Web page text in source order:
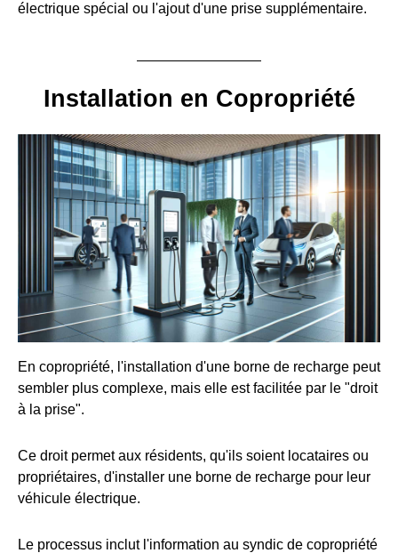
électrique spécial ou l'ajout d'une prise supplémentaire.
Installation en Copropriété
En copropriété, l'installation d'une borne de recharge peut
sembler plus complexe, mais elle est facilitée par le "droit
à la prise".
Ce droit permet aux résidents, qu'ils soient locataires ou
propriétaires, d'installer une borne de recharge pour leur
véhicule électrique.
Le processus inclut l'information au syndic de copropriété